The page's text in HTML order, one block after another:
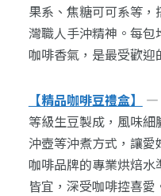
果系、焦糖可可系等
灣職人手沖精神。每
咖啡香氣，是最受歡迎
【精品咖啡豆禮盒】
—
等級生豆製成，風味
沖壺等沖煮方式，讓
咖啡品牌的專業烘焙
皆宜，深受咖啡控喜愛